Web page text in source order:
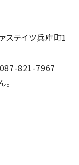
ィット®／熱交換
テイツ兵庫町1
821-7967